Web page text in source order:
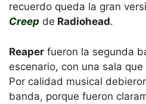
recuerdo queda la gran
Creep de Radiohead.
Reaper fueron la segunda
escenario, con una sala
Por calidad musical
banda, porque fueron